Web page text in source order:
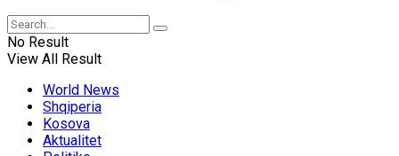
No Result
View All Result
World News
Shqiperia
Kosova
Aktualitet